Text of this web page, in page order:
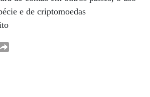
e de criptomoedas